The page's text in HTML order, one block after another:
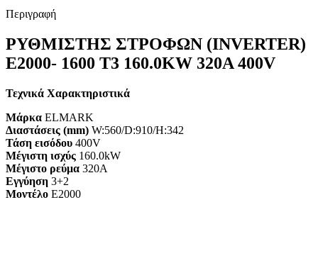
Περιγραφή
ΡΥΘΜΙΣΤΗΣ ΣΤΡΟΦΩΝ (INVERTER)
E2000- 1600 T3 160.0KW 320A 400V
Τεχνικά Χαρακτηριστικά
Μάρκα ELMARK
Διαστάσεις (mm) W:560/D:910/H:342
Τάση εισόδου 400V
Μέγιστη ισχύς 160.0kW
Μέγιστο ρεύμα 320A
Εγγύηση 3+2
Mοντέλο E2000